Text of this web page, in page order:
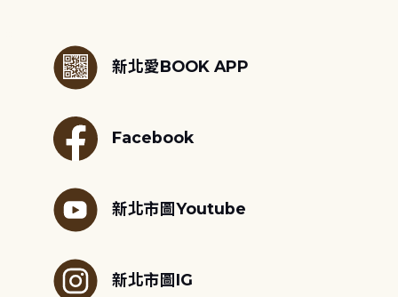
新北愛BOOK APP
Facebook
新北市圖Youtube
新北市圖IG